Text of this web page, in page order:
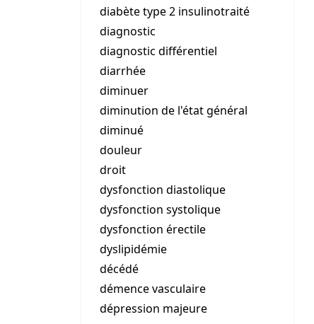
diabète type 2 insulinotraité
diagnostic
diagnostic différentiel
diarrhée
diminuer
diminution de l'état général
diminué
douleur
droit
dysfonction diastolique
dysfonction systolique
dysfonction érectile
dyslipidémie
décédé
démence vasculaire
dépression majeure